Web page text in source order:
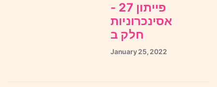
פייתון 27 -
אסינכרוניות
חלק ב
January25, 2022